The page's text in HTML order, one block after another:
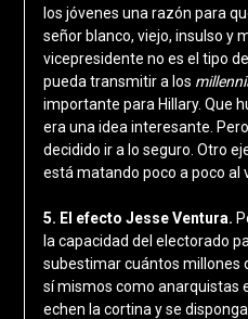
los jóvenes una razón para
señor blanco, viejo, insulso y
vicepresidente no es el tipo
pueda transmitir a los
importante para Hillary. Que
era una idea interesante.
decidido ir a lo seguro. Otro
está matando poco a poco al
5. El efecto Jesse Ventura.
la capacidad del electorado
subestimar cuántos millones
sí mismos como anarquistas
echen la cortina y se